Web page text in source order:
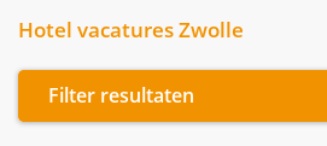
Hotel vacatures Zwolle
Filter resultaten